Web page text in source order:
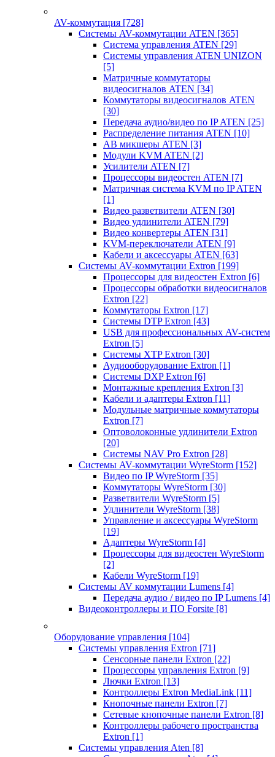
AV-коммутация [728]
Системы AV-коммутации ATEN [365]
Система управления ATEN [29]
Системы управления ATEN UNIZON
[5]
Матричные коммутаторы
видеосигналов ATEN [34]
Коммутаторы видеосигналов ATEN
[30]
Передача аудио/видео по IP ATEN [25]
Распределение питания ATEN [10]
АВ микшеры ATEN [3]
Модули KVM ATEN [2]
Усилители ATEN [7]
Процессоры видеостен ATEN [7]
Матричная система KVM по IP ATEN
[1]
Видео разветвители ATEN [30]
Видео удлинители ATEN [79]
Видео конвертеры ATEN [31]
KVM-переключатели ATEN [9]
Кабели и аксессуары ATEN [63]
Системы AV-коммутации Extron [199]
Процессоры для видеостен Extron [6]
Процессоры обработки видеосигналов
Extron [22]
Коммутаторы Extron [17]
Системы DTP Extron [43]
USB для профессиональных AV-систем
Extron [5]
Системы XTP Extron [30]
Аудиооборудование Extron [1]
Системы DXP Extron [6]
Монтажные крепления Extron [3]
Кабели и адаптеры Extron [11]
Модульные матричные коммутаторы
Extron [7]
Оптоволоконные удлинители Extron
[20]
Системы NAV Pro Extron [28]
Системы AV-коммутации WyreStorm [152]
Видео по IP WyreStorm [35]
Коммутаторы WyreStorm [30]
Разветвители WyreStorm [5]
Удлинители WyreStorm [38]
Управление и аксессуары WyreStorm
[19]
Адаптеры WyreStorm [4]
Процессоры для видеостен WyreStorm
[2]
Кабели WyreStorm [19]
Системы AV коммутации Lumens [4]
Передача аудио / видео по IP Lumens [4]
Видеоконтроллеры и ПО Forsite [8]
Оборудование управления [104]
Системы управления Extron [71]
Сенсорные панели Extron [22]
Процессоры управления Extron [9]
Лючки Extron [13]
Контроллеры Extron MediaLink [11]
Кнопочные панели Extron [7]
Сетевые кнопочные панели Extron [8]
Контроллеры рабочего пространства
Extron [1]
Системы управления Aten [8]